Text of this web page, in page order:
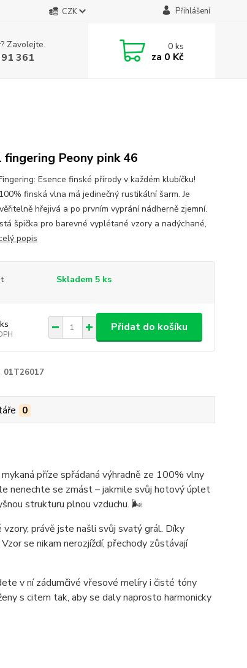
CZK Přihlášení
Zavolejte.
361
0ks
za 0 Kč
Peony pink 46
Esence finské přírody v každém klubíčku!
finská vlna má jedinečný rustikální šarm. Je
hřejivá a po prvním vyprání nádherně zjemní.
špička pro barevné vyplétané vzory a nadýchané,
popis
Skladem 5 ks
ks Přidat do košíku
01T26017
0
příze spřádaná výhradně ze 100% vlny
nenechte se zmást – jakmile svůj hotový úplet
strukturu plnou vzduchu. 🌬️
právě jste našli svůj svatý grál. Díky
se nikam nerozjíždí, přechody zůstávají
v ní zádumčivé vřesové melíry i čisté tóny
s citem tak, aby se daly naprosto harmonicky